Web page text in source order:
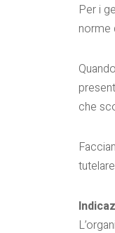
Per i
norme
che